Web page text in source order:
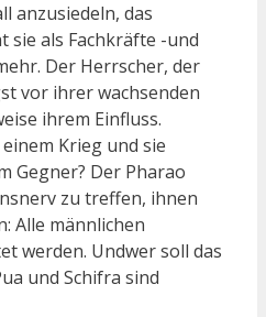
anzusiedeln, das
sie als Fachkräfte -und
Der Herrscher, der
vor ihrer wachsenden
ihrem Einfluss.
Krieg und sie
Gegner? Der Pharao
zu treffen, ihnen
Alle männlichen
werden. Undwer soll das
und Schifra sind